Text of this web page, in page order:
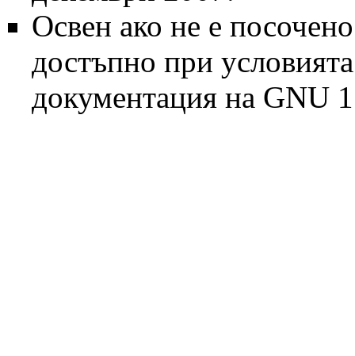
Освен ако не е
достъпно при
документация на GNU